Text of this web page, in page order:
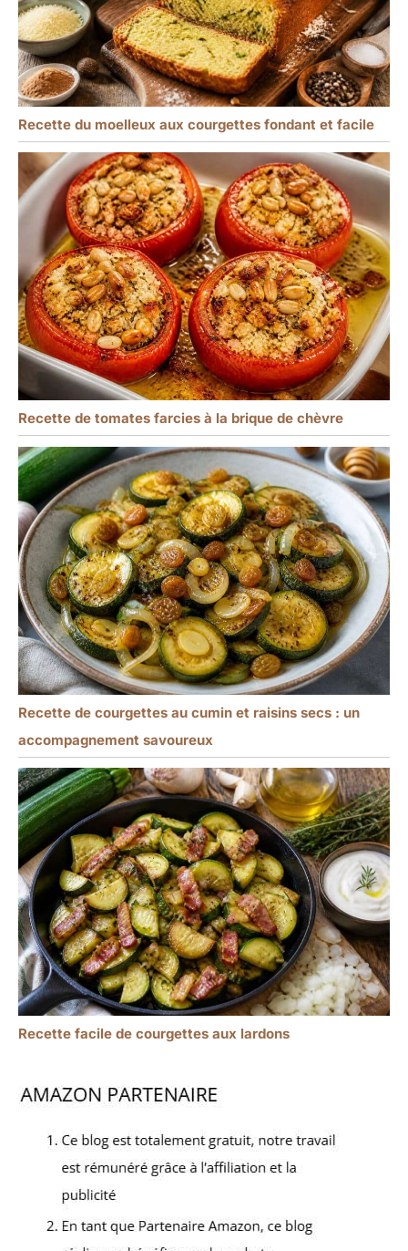
Recette du moelleux aux courgettes fondant et facile
Recette de tomates farcies à la brique de chèvre
Recette de courgettes au cumin et raisins secs : un
accompagnement savoureux
Recette facile de courgettes aux lardons